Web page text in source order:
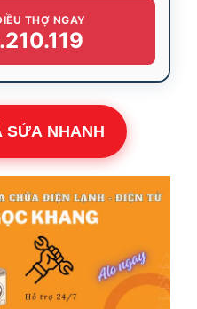
THỢ NGAY
SỬA NHANH